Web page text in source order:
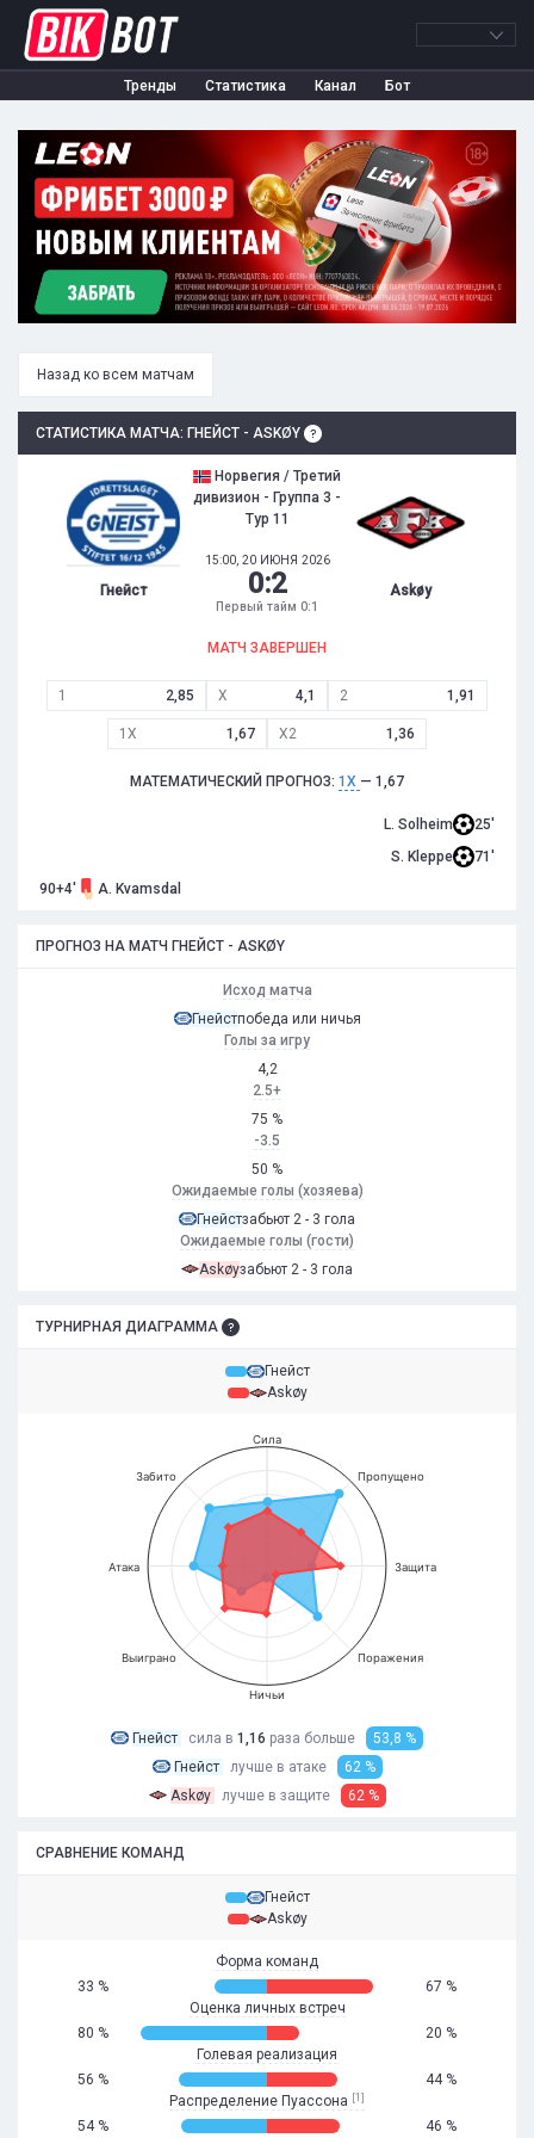
Тренды Статистика Канал Бот
Назад ко всем матчам
СТАТИСТИКА МАТЧА: ГНЕЙСТ - ASKØY
Гнейст
Норвегия / Третий
дивизион - Группа 3 -
Тур 11
15:00, 20 ИЮНЯ 2026
0:2
Первый тайм 0:1
Askøy
МАТЧ ЗАВЕРШЕН
1 2,85 X 4,1 2 1,91
1X 1,67 X2 1,36
МАТЕМАТИЧЕСКИЙ ПРОГНОЗ: 1X — 1,67
L. Solheim
25'
S. Kleppe
71'
90+4'
A. Kvamsdal
ПРОГНОЗ НА МАТЧ ГНЕЙСТ - ASKØY
Исход матча
Гнейстпобеда или ничья
Голы за игру
4,2
2.5+
75 %
-3.5
50 %
Ожидаемые голы (хозяева)
Гнейстзабьют 2 - 3 гола
Ожидаемые голы (гости)
Askøyзабьют 2 - 3 гола
ТУРНИРНАЯ ДИАГРАММА
Гнейст
Askøy
Сила
Пропущено
Защита
Поражения
Ничьи
Выиграно
Атака
Забито
Гнейст сила в 1,16 раза больше
53,8 %
Гнейст
лучше в атаке
62 %
Askøy
лучше в защите 62 %
СРАВНЕНИЕ КОМАНД
Гнейст
Askøy
Форма команд
33 %
67 %
Оценка личных встреч
80 %
20 %
Голевая реализация
56 %
44 %
Распределение Пуассона [1]
54 % 46 %